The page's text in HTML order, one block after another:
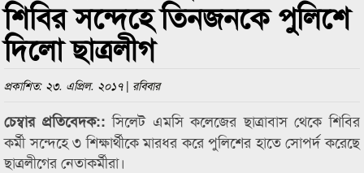
শিবির সন্দেহে তিনজনকে পুলিশে
দিলো ছাত্রলীগ
প্রকাশিত: ২৩. এপ্রিল. ২০১৭ | রবিবার
চেম্বার প্রতিবেদক::সিলেট এমসি কলেজের ছাত্রাবাস থেকে শিবির
কর্মী সন্দেহে ৩ শিক্ষার্থীকে মারধর করে পুলিশের হাতে সোপর্দ করেছে
ছাত্রলীগের নেতাকর্মীরা।